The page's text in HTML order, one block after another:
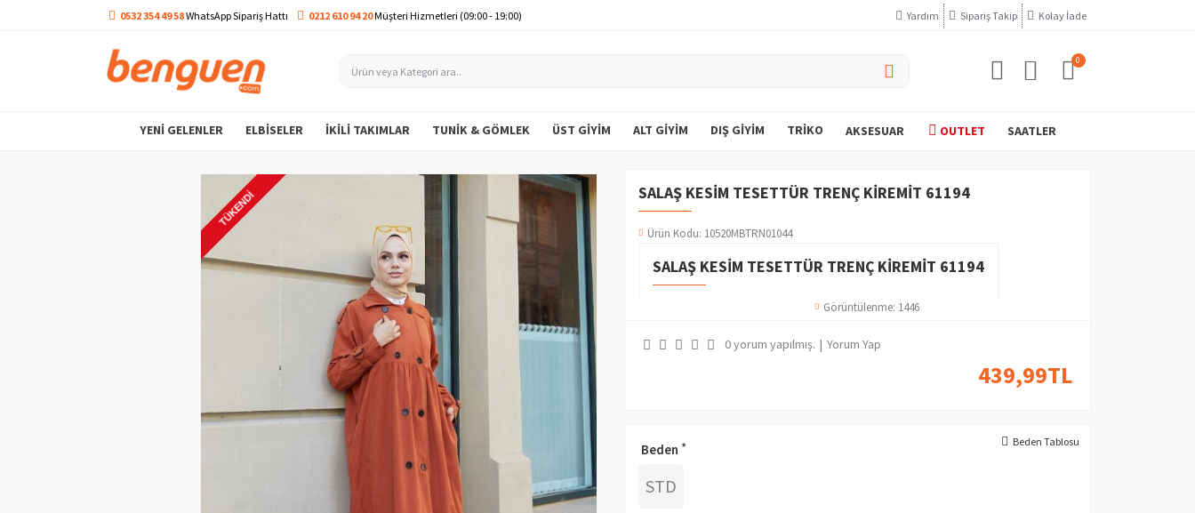
0532 354 49 58WhatsApp Sipariş Hattı 0212 610 94 20Müşteri Hizmetleri (09:00 - 19:00) Yardım Sipariş Takip Kolay İade
0
YENI GELENLER ELBISELER İKILI TAKIMLAR TUNIK & GÖMLEK ÜST GIYIM ALT GIYIM DIŞ GIYIM TRIKO AKSESUAR OUTLET SAATLER
TÜKENDI SALAŞ KESIM TESETTÜR TRENÇ KIREMIT 61194
SALAŞ KESIM TESETTÜR TRENÇ KIREMIT 61194
Ürün Kodu: 10520MBTRN01044
Görüntülenme: 1446
0 yorum yapılmış. | Yorum Yap
439,99TL
Beden
STD
Beden Tablosu